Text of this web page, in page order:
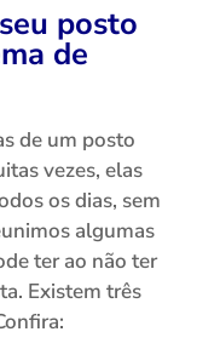
posto
de
de um posto
vezes, elas
os dias, sem
algumas
ter ao não ter
Existem três